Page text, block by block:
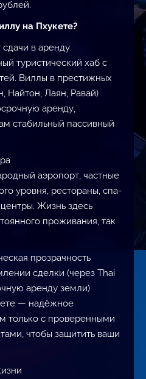
на Пхукете?
сдачи в аренду
туристический хаб с
Виллы в престижных
Найтон, Лаян, Равай)
аренду,
стабильный пассивный
аэропорт, частные
уровня, рестораны, спа-
Жизнь здесь
проживания, так
прозрачность
сделки (через Thai
аренду земли)
— надёжное
только с проверенными
чтобы защитить ваши